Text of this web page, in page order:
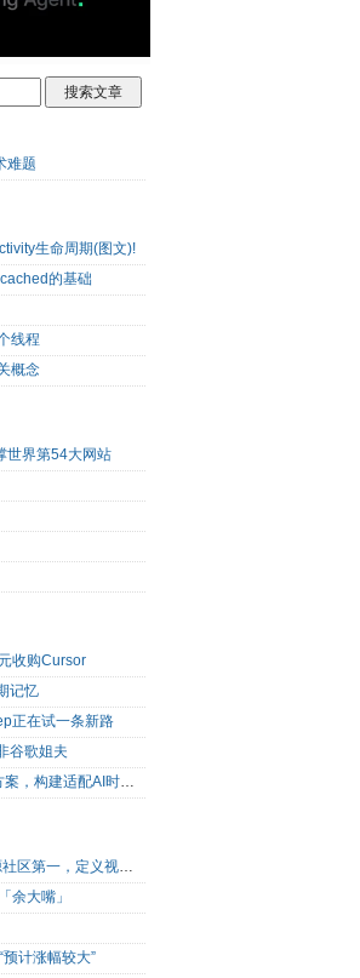
难题
生命周期(图文)!
的基础
线程
概念
世界第54大网站
收购Cursor
记忆
正在试一条新路
谷歌姐夫
IBM与红帽扩展Lightwell服务方案，构建适配AI时代开源生态的可信基础设施
MiniMax H3 视频模型登顶开源社区第一，定义视频模型领域“斩杀线”
余大嘴」
计涨幅较大”